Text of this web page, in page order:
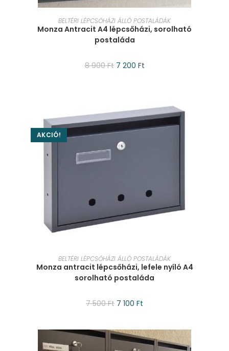
KOSÁRBA TESZEM
BELTÉRI LÉPCSŐHÁZI ÁLLÓ POSTALÁDÁK
Monza Antracit A4 lépcsőházi, sorolható
postaláda
8 900Ft 7 200 Ft
AKCIÓ!
KOSÁRBA TESZEM
BELTÉRI LÉPCSŐHÁZI ÁLLÓ POSTALÁDÁK
Monza antracit lépcsőházi, lefele nyíló A4
sorolható postaláda
7 500Ft 7 100 Ft